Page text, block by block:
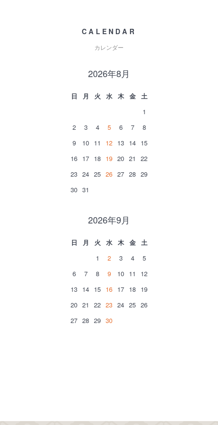
CALENDAR
カレンダー
2026年8月
日 月 火 水 木 金
土
1
2
3 4 5 6 7
8
9
10 11 12 13 14 15
16 17 18 19 20 21
22
23 24 25 26 27 28 29
30 31
2026年9月
日 月 火 水 木 金
土
1
2 3 4
5
6
7 8 9 10 11
12
13 14 15 16 17 18 19
20 21 22 23 24 25 26
27 28 29 30